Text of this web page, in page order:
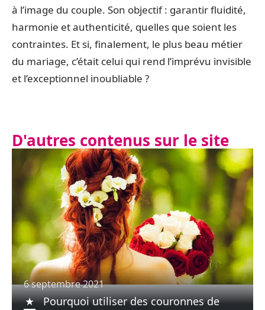
à l’image du couple. Son objectif : garantir fluidité,
harmonie et authenticité, quelles que soient les
contraintes. Et si, finalement, le plus beau métier
du mariage, c’était celui qui rend l’imprévu invisible
et l’exceptionnel inoubliable ?
D'autres contenus sur le site
6 septembre 2021
Pourquoi utiliser des couronnes de